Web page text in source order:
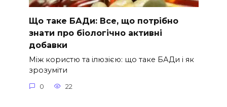
Що таке БАДи: Все, що потрібно
знати про біологічно активні
добавки
Між користю та ілюзією: що таке БАДи і як
зрозуміти
0 22